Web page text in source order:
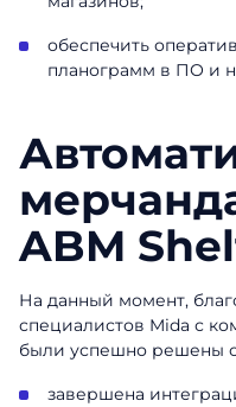
обеспечить
планограмм в ПО и
ABM
На данный момент,
специалистов Mida с
были успешно решены
завершена